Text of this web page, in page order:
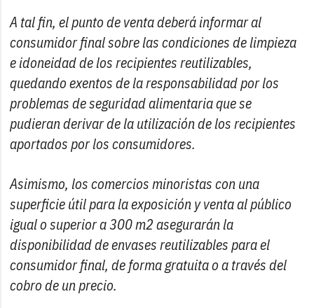
A tal fin, el punto de venta deberá informar al
consumidor final sobre las condiciones de limpieza
e idoneidad de los recipientes reutilizables,
quedando exentos de la responsabilidad por los
problemas de seguridad alimentaria que se
pudieran derivar de la utilización de los recipientes
aportados por los consumidores.
Asimismo, los comercios minoristas con una
superficie útil para la exposición y venta al público
igual o superior a 300 m2 asegurarán la
disponibilidad de envases reutilizables para el
consumidor final, de forma gratuita o a través del
cobro de un precio.